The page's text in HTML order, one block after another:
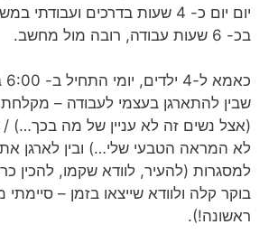
יום יום כ- 4 שעות בדרכים
בכ- 6 שעות עבודה, רובה מול מחשב.
שבין להתארגן בעצמי לעבודה –
(אצל נשים זה לא עניין של מה בכך…) /
לא המראה הטבעי שלי…) ובין לארגן
למסגרות (להעיר, לוודא שקמו, להכין
בוקר קלה ולוודא שייצאו בזמן –
ראשונה!).